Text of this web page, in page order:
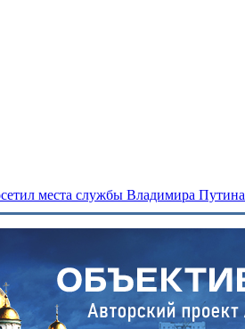
места службы Владимира